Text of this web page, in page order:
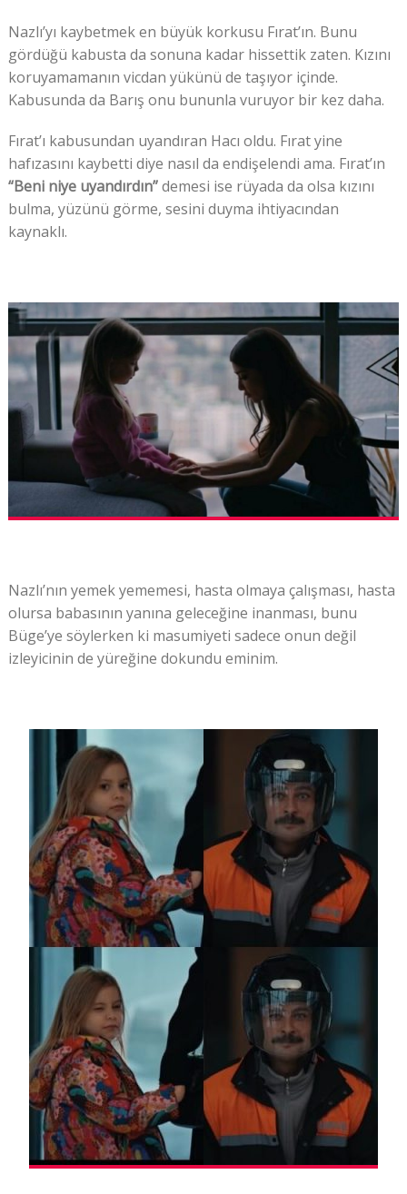
Nazlı’yı kaybetmek en büyük korkusu Fırat’ın. Bunu
gördüğü kabusta da sonuna kadar hissettik zaten. Kızını
koruyamamanın vicdan yükünü de taşıyor içinde.
Kabusunda da Barış onu bununla vuruyor bir kez daha.
Fırat’ı kabusundan uyandıran Hacı oldu. Fırat yine
hafızasını kaybetti diye nasıl da endişelendi ama. Fırat’ın
“Beni niye uyandırdın”demesi ise rüyada da olsa kızını
bulma, yüzünü görme, sesini duyma ihtiyacından
kaynaklı.
Nazlı’nın yemek yememesi, hasta olmaya çalışması, hasta
olursa babasının yanına geleceğine inanması, bunu
Büge’ye söylerken ki masumiyeti sadece onun değil
izleyicinin de yüreğine dokundu eminim.